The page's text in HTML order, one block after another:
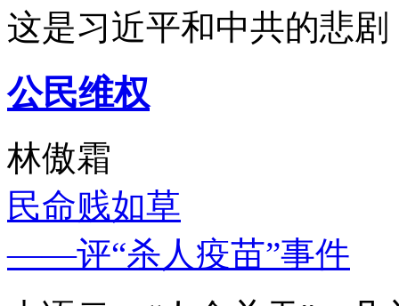
这是习近平和中共的悲
公民维权
林傲霜
民命贱如草
——评“杀人疫苗”事件